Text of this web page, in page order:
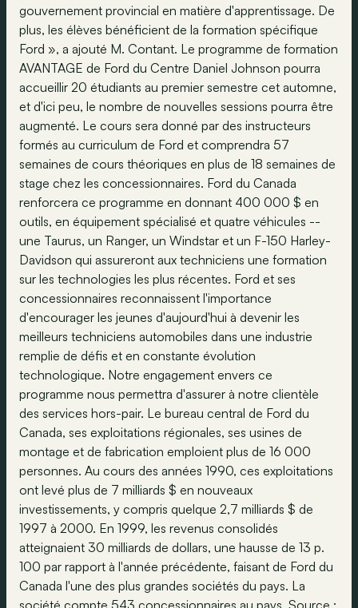
gouvernement provincial en matière d'apprentissage. De
plus, les élèves bénéficient de la formation spécifique
Ford », a ajouté M. Contant. Le programme de formation
AVANTAGE de Ford du Centre Daniel Johnson pourra
accueillir 20 étudiants au premier semestre cet automne,
et d'ici peu, le nombre de nouvelles sessions pourra être
augmenté. Le cours sera donné par des instructeurs
formés au curriculum de Ford et comprendra 57
semaines de cours théoriques en plus de 18 semaines de
stage chez les concessionnaires. Ford du Canada
renforcera ce programme en donnant 400 000 $ en
outils, en équipement spécialisé et quatre véhicules --
une Taurus, un Ranger, un Windstar et un F-150 Harley-
Davidson qui assureront aux techniciens une formation
sur les technologies les plus récentes. Ford et ses
concessionnaires reconnaissent l'importance
d'encourager les jeunes d'aujourd'hui à devenir les
meilleurs techniciens automobiles dans une industrie
remplie de défis et en constante évolution
technologique. Notre engagement envers ce
programme nous permettra d'assurer à notre clientèle
des services hors-pair. Le bureau central de Ford du
Canada, ses exploitations régionales, ses usines de
montage et de fabrication emploient plus de 16 000
personnes. Au cours des années 1990, ces exploitations
ont levé plus de 7 milliards $ en nouveaux
investissements, y compris quelque 2,7 milliards $ de
1997 à 2000. En 1999, les revenus consolidés
atteignaient 30 milliards de dollars, une hausse de 13 p.
100 par rapport à l'année précédente, faisant de Ford du
Canada l'une des plus grandes sociétés du pays. La
société compte 543 concessionnaires au pays. Source :